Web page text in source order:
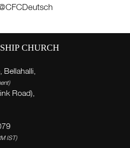
CHURCH
Bellahalli,
Road),
IST)